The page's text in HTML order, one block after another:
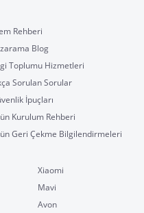
Rehberi
Blog
Toplumu Hizmetleri
Sorulan Sorular
İpuçları
Kurulum Rehberi
Geri Çekme Bilgilendirmeleri
Xiaomi
Mavi
Avon